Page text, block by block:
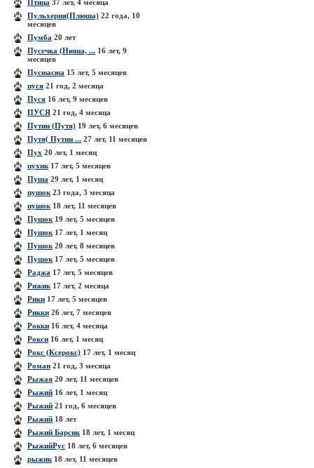
Птица 37 лет, 4 месяца
Пульхерия(Плюша) 22 года, 10
месяцев
Пумба 20 лет
Пусечка (Нюша, ... 16 лет, 9
месяцев
Пусюасюа 15 лет, 5 месяцев
пуся 21 год, 2 месяца
Пуся 16 лет, 9 месяцев
ПУСЯ 21 год, 4 месяца
Путин (Путя) 19 лет, 6 месяцев
Путя( Путин ... 27 лет, 11 месяцев
Пух 20 лет, 1 месяц
пухик 17 лет, 5 месяцев
Пуша 29 лет, 1 месяц
пушок 23 года, 3 месяца
пушок 18 лет, 11 месяцев
Пушок 19 лет, 5 месяцев
Пушок 17 лет, 1 месяц
Пушок 20 лет, 8 месяцев
Пушок 17 лет, 5 месяцев
Раджа 17 лет, 5 месяцев
Рижик 17 лет, 2 месяца
Рики 17 лет, 5 месяцев
Рикки 26 лет, 7 месяцев
Рокки 16 лет, 4 месяца
Рокси 16 лет, 1 месяц
Рокс (Ксерокс) 17 лет, 1 месяц
Роман 21 год, 3 месяца
Рыжая 20 лет, 11 месяцев
Рыжий 16 лет, 1 месяц
Рыжий 21 год, 6 месяцев
Рыжий 18 лет
Рыжий Барсик 18 лет, 1 месяц
РыжийРус 18 лет, 6 месяцев
рыжик 18 лет, 11 месяцев